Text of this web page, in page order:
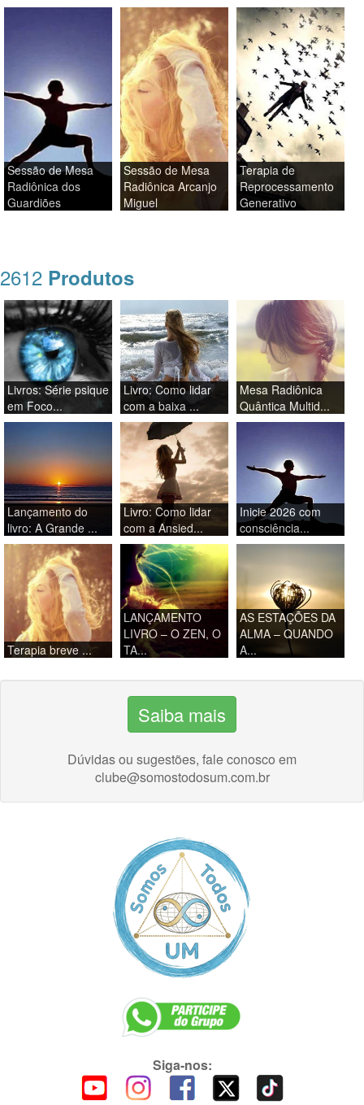
Sessão de Mesa
Radiônica dos
Guardiões
Sessão de Mesa
Radiônica Arcanjo
Miguel
Terapia de
Reprocessamento
Generativo
2612 Produtos
Livros: Série psique
em Foco...
Livro: Como lidar
com a baixa ...
Mesa Radiônica
Quântica Multid...
Lançamento do
livro: A Grande ...
Livro: Como lidar
com a Ansied...
Inicie 2026 com
consciência...
Terapia breve ...
LANÇAMENTO
LIVRO – O ZEN, O
TA...
AS ESTAÇÕES DA
ALMA – QUANDO
A...
Saiba mais
Dúvidas ou sugestões, fale conosco em
clube@somostodosum.com.br
Siga-nos: